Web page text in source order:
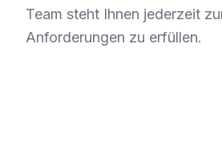
Team steht Ihnen jederzeit
Anforderungen zu erfüllen.